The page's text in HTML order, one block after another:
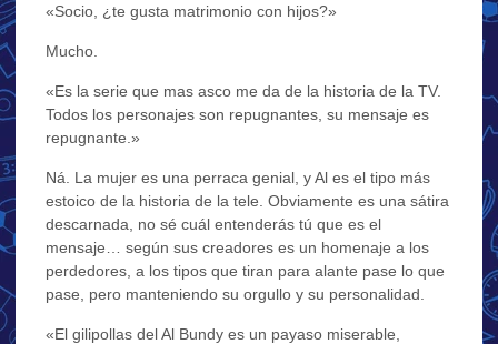
«Socio, ¿te gusta matrimonio con hijos?»
Mucho.
«Es la serie que mas asco me da de la historia de la TV.
Todos los personajes son repugnantes, su mensaje es
repugnante.»
Ná. La mujer es una perraca genial, y Al es el tipo más
estoico de la historia de la tele. Obviamente es una sátira
descarnada, no sé cuál entenderás tú que es el
mensaje… según sus creadores es un homenaje a los
perdedores, a los tipos que tiran para alante pase lo que
pase, pero manteniendo su orgullo y su personalidad.
«El gilipollas del Al Bundy es un payaso miserable,